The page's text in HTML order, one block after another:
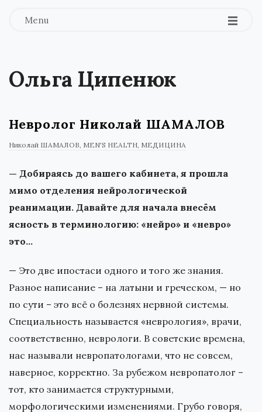
Menu
Ольга Ципенюк
Невролог Николай ШАМАЛОВ
Николай ШАМАЛОВ MEN'S HEALTH МЕДИЦИНА
— Добираясь до вашего кабинета, я прошла
мимо отделения нейрологической
реанимации. Давайте для начала внесём
ясность в терминологию: «нейро» и «невро»
это…
— Это две ипостаси одного и того же знания.
Разное написание – на латыни и греческом, — но
по сути – это всё о болезнях нервной системы.
Специальность называется «неврология», врачи,
соответственно, неврологи. В советские времена,
нас называли невропатологами, что не совсем,
наверное, корректно. За рубежом невропатолог –
тот, кто занимается структурными,
морфологическими изменениями. Грубо говоря,